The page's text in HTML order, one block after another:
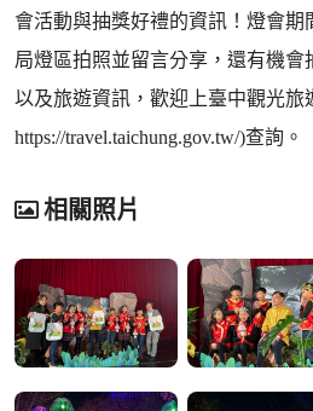
會活動與抽獎好禮的資訊！燈會期
局燈區拍照並留言分享，還有機會
以及旅遊資訊，歡迎上臺中觀光旅
https://travel.taichung.gov.tw/)查詢。
相關照片